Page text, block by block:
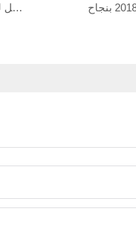
Kenwei هو شريكك المفضل للعلامة التجارية الشهيرة مما يمنحك الثقة فيه